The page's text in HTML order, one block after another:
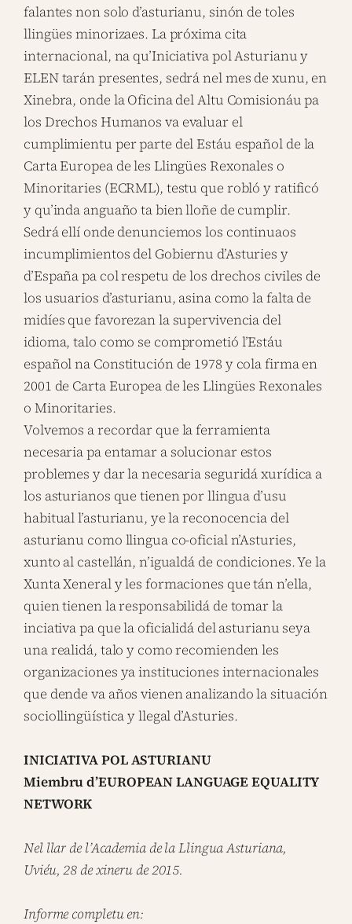
falantes non solo d’asturianu, sinón de toles
llingües minorizaes. La próxima cita
internacional, na qu’Iniciativa pol Asturianu y
ELEN tarán presentes, sedrá nel mes de xunu, en
Xinebra, onde la Oficina del Altu Comisionáu pa
los Drechos Humanos va evaluar el
cumplimientu per parte del Estáu español de la
Carta Europea de les Llingües Rexonales o
Minoritaries (ECRML), testu que robló y ratificó
y qu’inda anguaño ta bien lloñe de cumplir.
Sedrá ellí onde denunciemos los continuaos
incumplimientos del Gobiernu d’Asturies y
d’España pa col respetu de los drechos civiles de
los usuarios d’asturianu, asina como la falta de
midíes que favorezan la supervivencia del
idioma, talo como se comprometió l’Estáu
español na Constitución de 1978 y cola firma en
2001 de Carta Europea de les Llingües Rexonales
o Minoritaries.
Volvemos a recordar que la ferramienta
necesaria pa entamar a solucionar estos
problemes y dar la necesaria seguridá xurídica a
los asturianos que tienen por llingua d’usu
habitual l’asturianu, ye la reconocencia del
asturianu como llingua co-oficial n’Asturies,
xunto al castellán, n’igualdá de condiciones. Ye la
Xunta Xeneral y les formaciones que tán n’ella,
quien tienen la responsabilidá de tomar la
inciativa pa que la oficialidá del asturianu seya
una realidá, talo y como recomienden les
organizaciones ya instituciones internacionales
que dende va años vienen analizando la situación
sociollingüística y llegal d’Asturies.
INICIATIVA POL ASTURIANU
Miembru d’EUROPEAN LANGUAGE EQUALITY
NETWORK
Nel llar de l’Academia de la Llingua Asturiana,
Uviéu, 28 de xineru de 2015.
Informe completu en: